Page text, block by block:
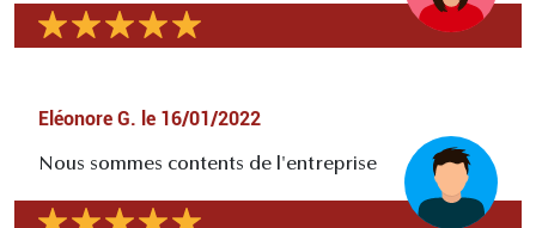
Eléonore G. le 16/01/2022
Nous sommes contents de l'entreprise